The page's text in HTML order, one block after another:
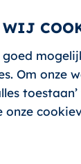
WIJ
goed
Om onze
onze